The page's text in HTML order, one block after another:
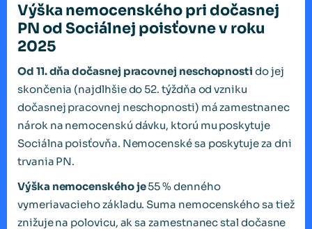
Výška nemocenského pri dočasnej
PN od Sociálnej poisťovne v roku
2025
Od 11. dňa dočasnej pracovnej neschopnosti do jej
skončenia (najdlhšie do 52. týždňa od vzniku
dočasnej pracovnej neschopnosti) má zamestnanec
nárok na nemocenskú dávku, ktorú mu poskytuje
Sociálna poisťovňa. Nemocenské sa poskytuje za dni
trvania PN.
Výška nemocenského je55 % denného
vymeriavacieho základu. Suma nemocenského sa tiež
znižuje na polovicu, ak sa zamestnanec stal dočasne